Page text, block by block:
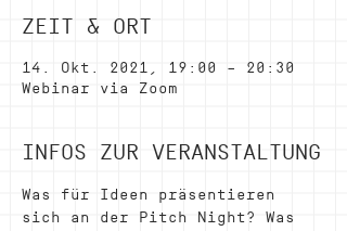
ZEIT & ORT
14. Okt. 2021, 19:00 – 20:30
Webinar via Zoom
INFOS ZUR VERANSTALTUNG
Was für Ideen präsentieren
sich an der Pitch Night? Was